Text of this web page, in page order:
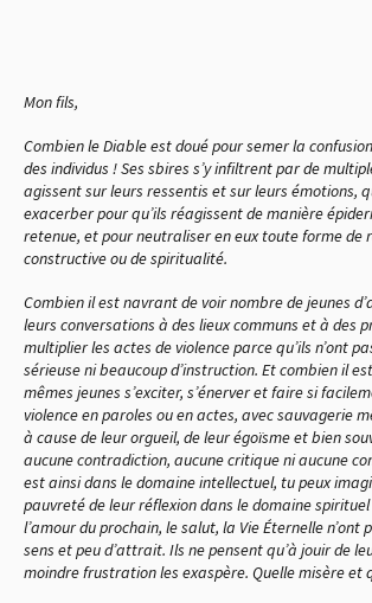
Mon fils,
Combien le Diable est doué pour semer la
des individus ! Ses sbires s’y infiltrent par de
agissent sur leurs ressentis et sur leurs émotions,
exacerber pour qu’ils réagissent de manière
retenue, et pour neutraliser en eux toute forme de
constructive ou de spiritualité.
Combien il est navrant de voir nombre de jeunes
leurs conversations à des lieux communs et à des
multiplier les actes de violence parce qu’ils n’ont
sérieuse ni beaucoup d’instruction. Et combien il
mêmes jeunes s’exciter, s’énerver et faire si
violence en paroles ou en actes, avec sauvagerie
à cause de leur orgueil, de leur égoïsme et bien
aucune contradiction, aucune critique ni aucune
est ainsi dans le domaine intellectuel, tu peux
pauvreté de leur réflexion dans le domaine spirituel
l’amour du prochain, le salut, la Vie Éternelle n’ont
sens et peu d’attrait. Ils ne pensent qu’à jouir de
moindre frustration les exaspère. Quelle misère et